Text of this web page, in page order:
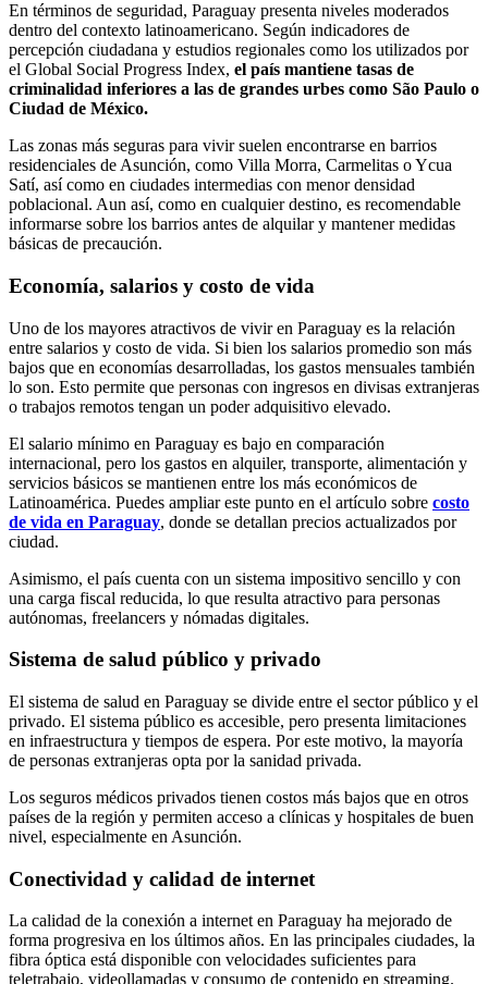
En términos de seguridad, Paraguay presenta niveles moderados
dentro del contexto latinoamericano. Según indicadores de
percepción ciudadana y estudios regionales como los utilizados por
el Global Social Progress Index, el país mantiene tasas de
criminalidad inferiores a las de grandes urbes como São Paulo o
Ciudad de México.
Las zonas más seguras para vivir suelen encontrarse en barrios
residenciales de Asunción, como Villa Morra, Carmelitas o Ycua
Satí, así como en ciudades intermedias con menor densidad
poblacional. Aun así, como en cualquier destino, es recomendable
informarse sobre los barrios antes de alquilar y mantener medidas
básicas de precaución.
Economía, salarios y costo de vida
Uno de los mayores atractivos de vivir en Paraguay es la relación
entre salarios y costo de vida. Si bien los salarios promedio son más
bajos que en economías desarrolladas, los gastos mensuales también
lo son. Esto permite que personas con ingresos en divisas extranjeras
o trabajos remotos tengan un poder adquisitivo elevado.
El salario mínimo en Paraguay es bajo en comparación
internacional, pero los gastos en alquiler, transporte, alimentación y
servicios básicos se mantienen entre los más económicos de
Latinoamérica. Puedes ampliar este punto en el artículo sobre costo
de vida en Paraguay, donde se detallan precios actualizados por
ciudad.
Asimismo, el país cuenta con un sistema impositivo sencillo y con
una carga fiscal reducida, lo que resulta atractivo para personas
autónomas, freelancers y nómadas digitales.
Sistema de salud público y privado
El sistema de salud en Paraguay se divide entre el sector público y el
privado. El sistema público es accesible, pero presenta limitaciones
en infraestructura y tiempos de espera. Por este motivo, la mayoría
de personas extranjeras opta por la sanidad privada.
Los seguros médicos privados tienen costos más bajos que en otros
países de la región y permiten acceso a clínicas y hospitales de buen
nivel, especialmente en Asunción.
Conectividad y calidad de internet
La calidad de la conexión a internet en Paraguay ha mejorado de
forma progresiva en los últimos años. En las principales ciudades, la
fibra óptica está disponible con velocidades suficientes para
teletrabajo, videollamadas y consumo de contenido en streaming.